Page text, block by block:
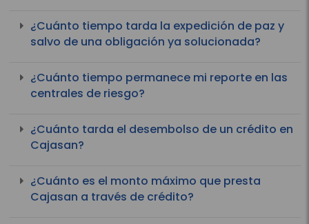
¿Cuánto tiempo tarda la expedición de paz y
salvo de una obligación ya solucionada?
¿Cuánto tiempo permanece mi reporte en las
centrales de riesgo?
¿Cuánto tarda el desembolso de un crédito en
Cajasan?
¿Cuánto es el monto máximo que presta
Cajasan a través de crédito?